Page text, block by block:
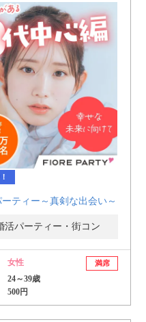
ーティー～真剣な出会い～
活パーティー・街コン
女性 満席
24～39歳
500円